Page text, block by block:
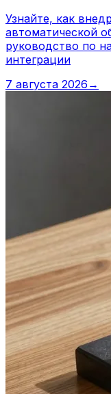
Узнайте, как
автоматической
руководство по
интеграции
7 августа 2026 →